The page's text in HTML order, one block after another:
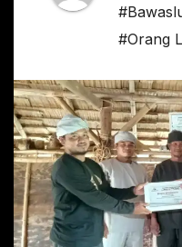
#Orang